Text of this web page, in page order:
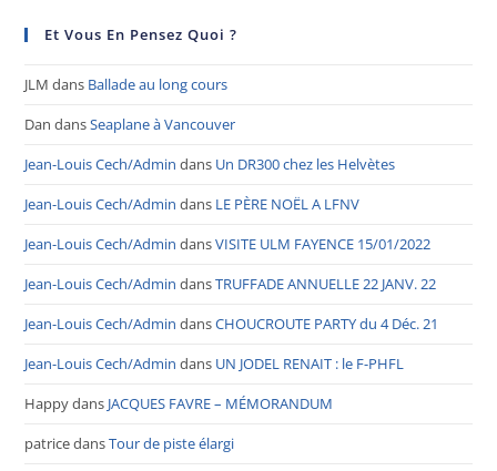
Et Vous En Pensez Quoi ?
JLM dans Ballade au long cours
Dan dansSeaplane à Vancouver
Jean-Louis Cech/Admin dans Un DR300 chez les Helvètes
Jean-Louis Cech/Admin dans LE PÈRE NOËL A LFNV
Jean-Louis Cech/Admin dansVISITE ULM FAYENCE 15/01/2022
Jean-Louis Cech/Admin dansTRUFFADE ANNUELLE 22 JANV. 22
Jean-Louis Cech/Admin dansCHOUCROUTE PARTY du 4 Déc. 21
Jean-Louis Cech/Admin dans UN JODEL RENAIT : le F-PHFL
Happydans JACQUES FAVRE – MÉMORANDUM
patricedansTour de piste élargi